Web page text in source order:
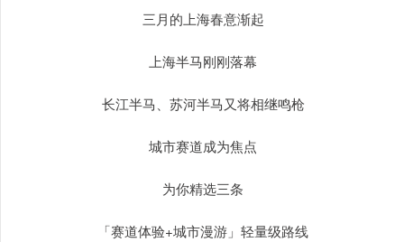
三月的上海春意渐起
上海半马刚刚落幕
长江半马、苏河半马又将相继鸣枪
城市赛道成为焦点
为你精选三条
「赛道体验+城市漫游」轻量级路线